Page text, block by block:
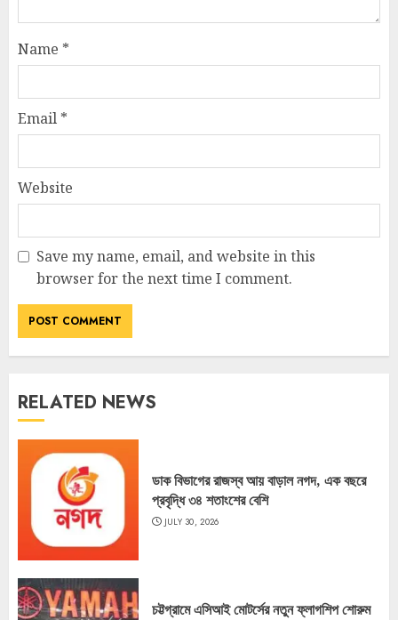
Name *
Email *
Website
Save my name, email, and website in this
browser for the next time I comment.
RELATED NEWS
ডাক বিভাগের রাজস্ব আয় বাড়াল নগদ, এক বছরে
প্রবৃদ্ধি ৩৪ শতাংশের বেশি
JULY 30, 2026
চট্টগ্রামে এসিআই মোটর্সের নতুন ফ্লাগশিপ শোরুম